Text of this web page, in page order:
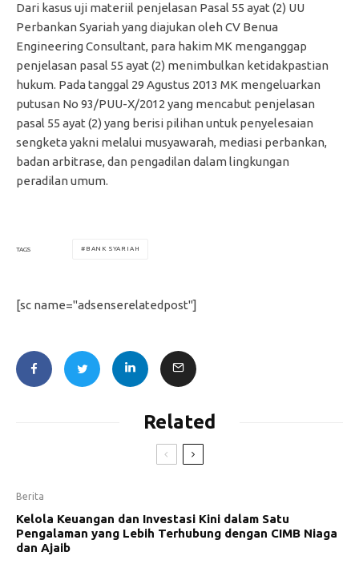
Dari kasus uji materiil penjelasan Pasal 55 ayat (2) UU
Perbankan Syariah yang diajukan oleh CV Benua
Engineering Consultant, para hakim MK menganggap
penjelasan pasal 55 ayat (2) menimbulkan ketidakpastian
hukum. Pada tanggal 29 Agustus 2013 MK mengeluarkan
putusan No 93/PUU-X/2012 yang mencabut penjelasan
pasal 55 ayat (2) yang berisi pilihan untuk penyelesaian
sengketa yakni melalui musyawarah, mediasi perbankan,
badan arbitrase, dan pengadilan dalam lingkungan
peradilan umum.
TAGS BANK SYARIAH
[sc name="adsenserelatedpost"]
Related
Berita
Kelola Keuangan dan Investasi Kini dalam Satu
Pengalaman yang Lebih Terhubung dengan CIMB Niaga
dan Ajaib